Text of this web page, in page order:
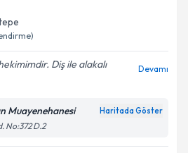
kabul ediyorum.
Diş ile alakalı
Devamı
Muayenehanesi Haritada Göster
No:372 D.2